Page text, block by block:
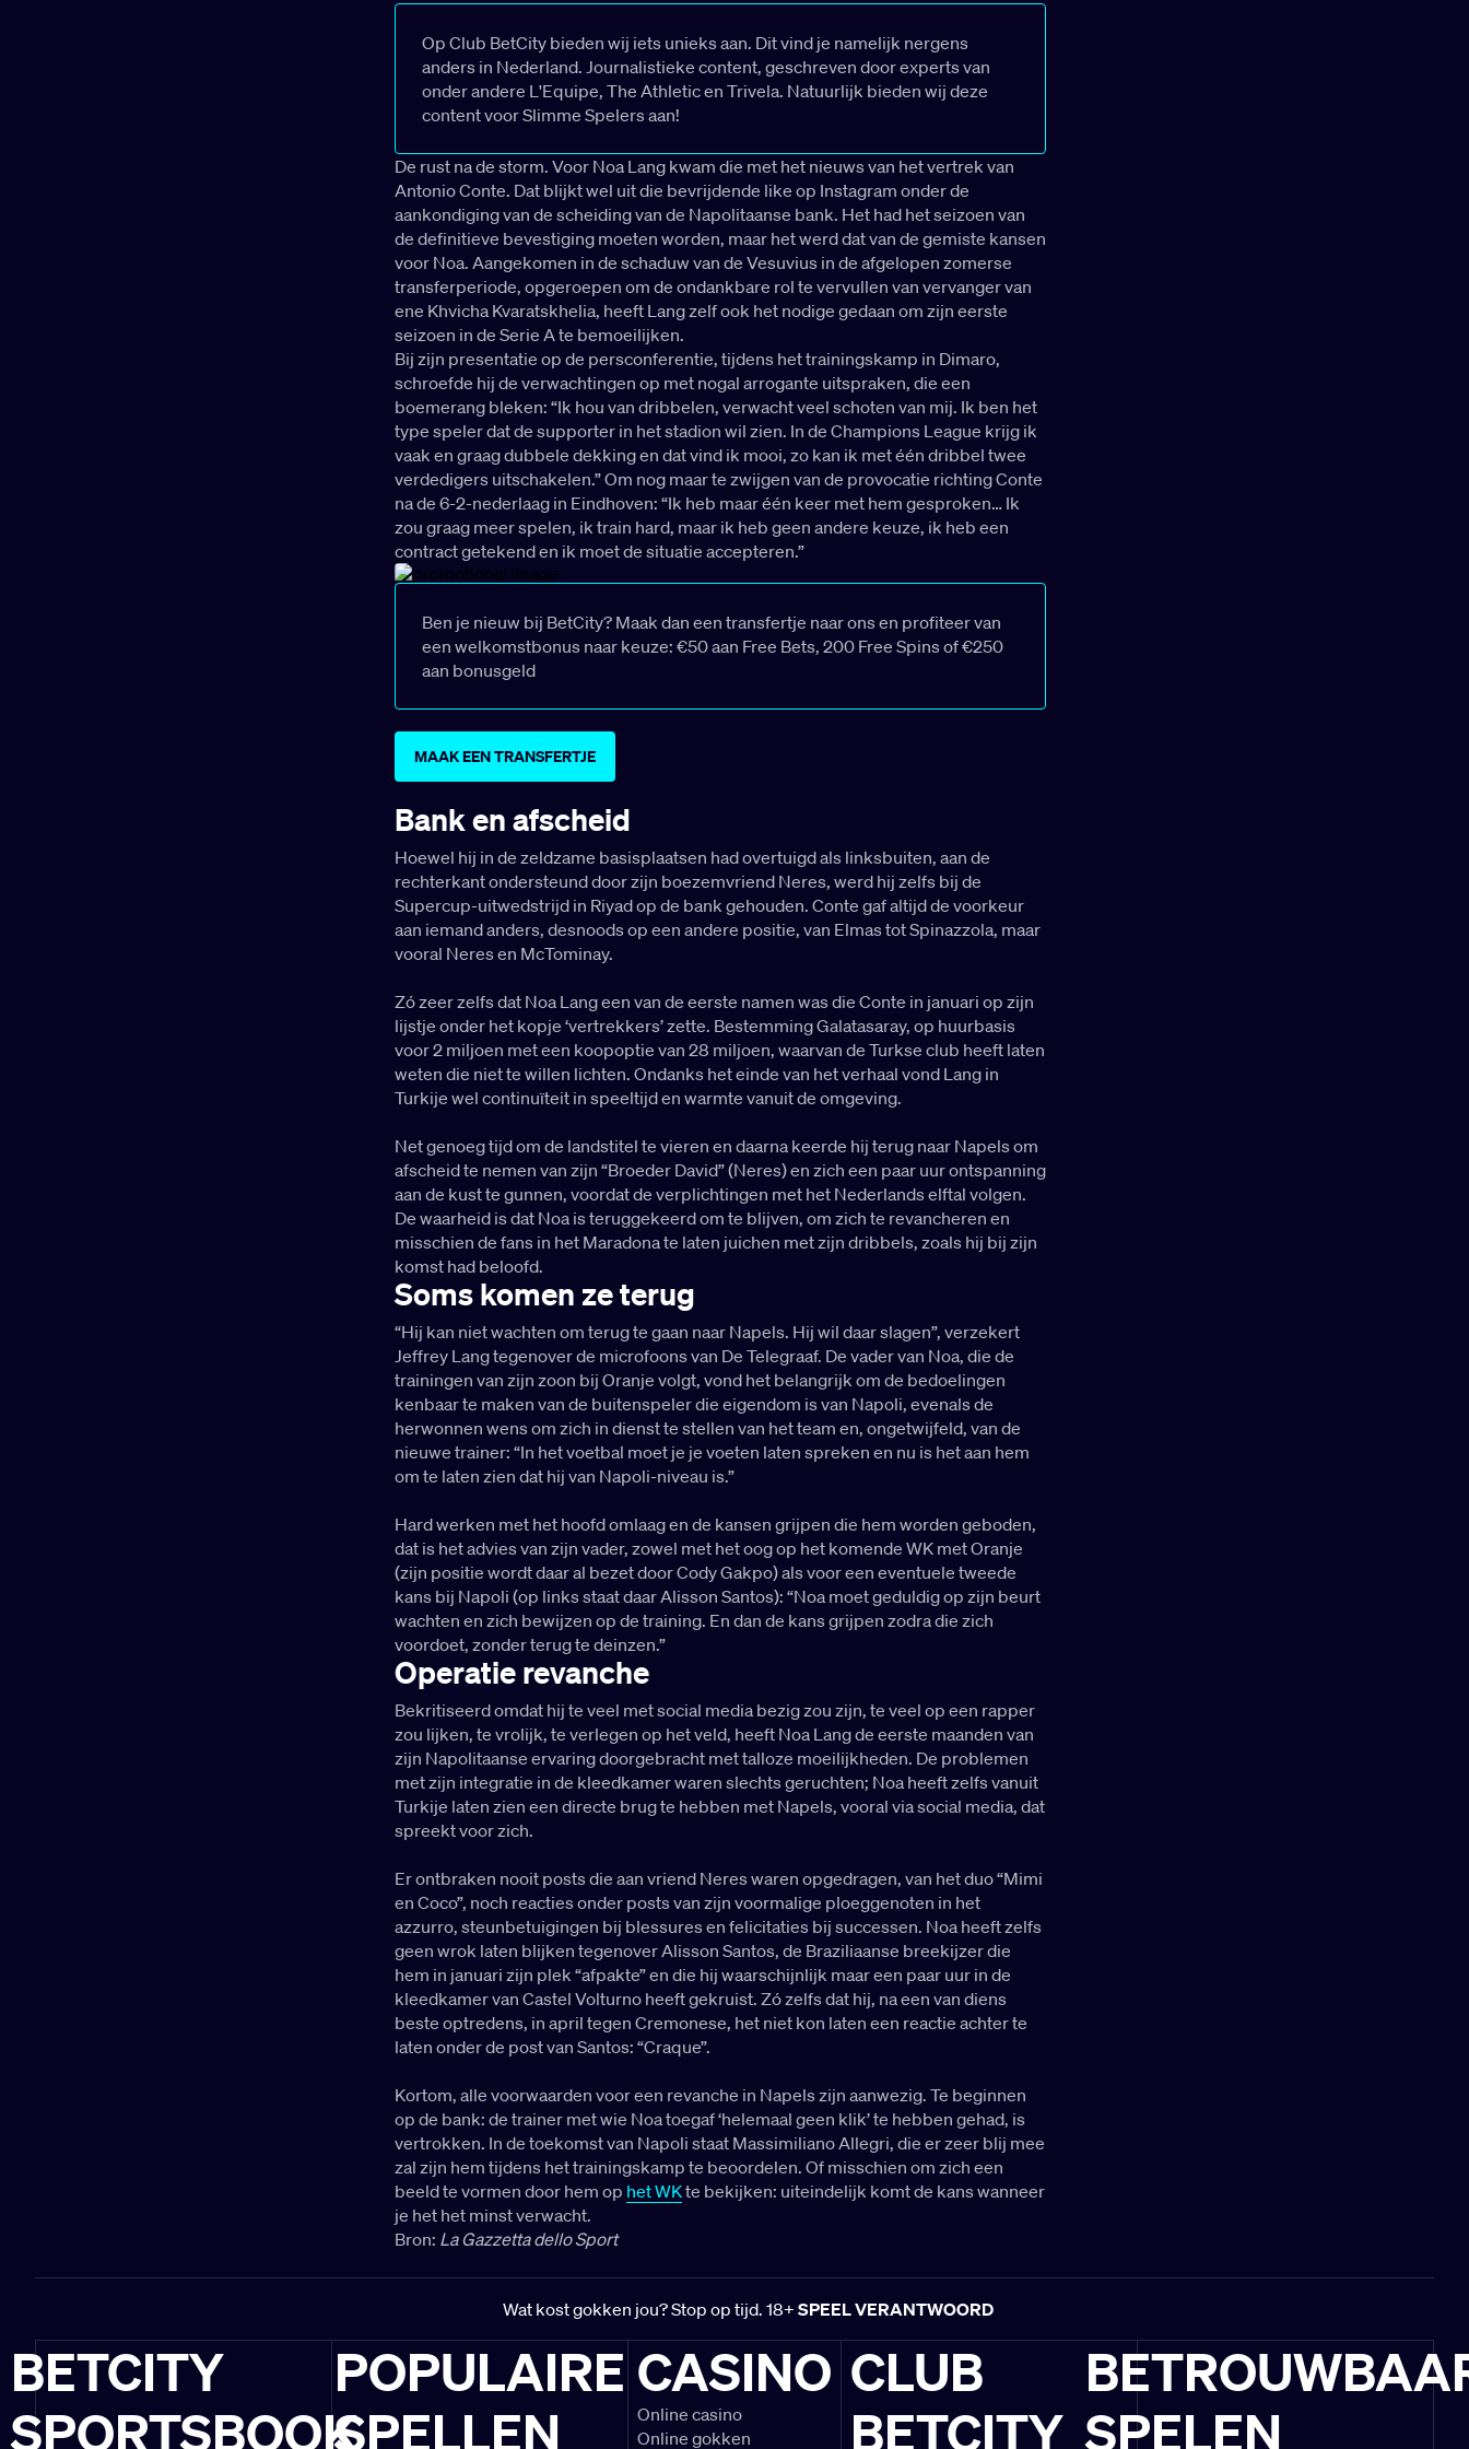
Op Club BetCity bieden wij iets unieks aan. Dit vind je namelijk nergens
anders in Nederland. Journalistieke content, geschreven door experts van
onder andere L'Equipe, The Athletic en Trivela. Natuurlijk bieden wij deze
content voor Slimme Spelers aan!
De rust na de storm. Voor Noa Lang kwam die met het nieuws van het vertrek van
Antonio Conte. Dat blijkt wel uit die bevrijdende like op Instagram onder de
aankondiging van de scheiding van de Napolitaanse bank. Het had het seizoen van
de definitieve bevestiging moeten worden, maar het werd dat van de gemiste kansen
voor Noa. Aangekomen in de schaduw van de Vesuvius in de afgelopen zomerse
transferperiode, opgeroepen om de ondankbare rol te vervullen van vervanger van
ene Khvicha Kvaratskhelia, heeft Lang zelf ook het nodige gedaan om zijn eerste
seizoen in de Serie A te bemoeilijken.
Bij zijn presentatie op de persconferentie, tijdens het trainingskamp in Dimaro,
schroefde hij de verwachtingen op met nogal arrogante uitspraken, die een
boemerang bleken: “Ik hou van dribbelen, verwacht veel schoten van mij. Ik ben het
type speler dat de supporter in het stadion wil zien. In de Champions League krijg ik
vaak en graag dubbele dekking en dat vind ik mooi, zo kan ik met één dribbel twee
verdedigers uitschakelen.” Om nog maar te zwijgen van de provocatie richting Conte
na de 6-2-nederlaag in Eindhoven: “Ik heb maar één keer met hem gesproken… Ik
zou graag meer spelen, ik train hard, maar ik heb geen andere keuze, ik heb een
contract getekend en ik moet de situatie accepteren.”
Ben je nieuw bij BetCity? Maak dan een transfertje naar ons en profiteer van
een welkomstbonus naar keuze: €50 aan Free Bets, 200 Free Spins of €250
aan bonusgeld
MAAK EEN TRANSFERTJE
Bank en afscheid
Hoewel hij in de zeldzame basisplaatsen had overtuigd als linksbuiten, aan de
rechterkant ondersteund door zijn boezemvriend Neres, werd hij zelfs bij de
Supercup-uitwedstrijd in Riyad op de bank gehouden. Conte gaf altijd de voorkeur
aan iemand anders, desnoods op een andere positie, van Elmas tot Spinazzola, maar
vooral Neres en McTominay.
Zó zeer zelfs dat Noa Lang een van de eerste namen was die Conte in januari op zijn
lijstje onder het kopje ‘vertrekkers’ zette. Bestemming Galatasaray, op huurbasis
voor 2 miljoen met een koopoptie van 28 miljoen, waarvan de Turkse club heeft laten
weten die niet te willen lichten. Ondanks het einde van het verhaal vond Lang in
Turkije wel continuïteit in speeltijd en warmte vanuit de omgeving.
Net genoeg tijd om de landstitel te vieren en daarna keerde hij terug naar Napels om
afscheid te nemen van zijn “Broeder David” (Neres) en zich een paar uur ontspanning
aan de kust te gunnen, voordat de verplichtingen met het Nederlands elftal volgen.
De waarheid is dat Noa is teruggekeerd om te blijven, om zich te revancheren en
misschien de fans in het Maradona te laten juichen met zijn dribbels, zoals hij bij zijn
komst had beloofd.
Soms komen ze terug
“Hij kan niet wachten om terug te gaan naar Napels. Hij wil daar slagen”, verzekert
Jeffrey Lang tegenover de microfoons van De Telegraaf. De vader van Noa, die de
trainingen van zijn zoon bij Oranje volgt, vond het belangrijk om de bedoelingen
kenbaar te maken van de buitenspeler die eigendom is van Napoli, evenals de
herwonnen wens om zich in dienst te stellen van het team en, ongetwijfeld, van de
nieuwe trainer: “In het voetbal moet je je voeten laten spreken en nu is het aan hem
om te laten zien dat hij van Napoli-niveau is.”
Hard werken met het hoofd omlaag en de kansen grijpen die hem worden geboden,
dat is het advies van zijn vader, zowel met het oog op het komende WK met Oranje
(zijn positie wordt daar al bezet door Cody Gakpo) als voor een eventuele tweede
kans bij Napoli (op links staat daar Alisson Santos): “Noa moet geduldig op zijn beurt
wachten en zich bewijzen op de training. En dan de kans grijpen zodra die zich
voordoet, zonder terug te deinzen.”
Operatie revanche
Bekritiseerd omdat hij te veel met social media bezig zou zijn, te veel op een rapper
zou lijken, te vrolijk, te verlegen op het veld, heeft Noa Lang de eerste maanden van
zijn Napolitaanse ervaring doorgebracht met talloze moeilijkheden. De problemen
met zijn integratie in de kleedkamer waren slechts geruchten; Noa heeft zelfs vanuit
Turkije laten zien een directe brug te hebben met Napels, vooral via social media, dat
spreekt voor zich.
Er ontbraken nooit posts die aan vriend Neres waren opgedragen, van het duo “Mimi
en Coco”, noch reacties onder posts van zijn voormalige ploeggenoten in het
azzurro, steunbetuigingen bij blessures en felicitaties bij successen. Noa heeft zelfs
geen wrok laten blijken tegenover Alisson Santos, de Braziliaanse breekijzer die
hem in januari zijn plek “afpakte” en die hij waarschijnlijk maar een paar uur in de
kleedkamer van Castel Volturno heeft gekruist. Zó zelfs dat hij, na een van diens
beste optredens, in april tegen Cremonese, het niet kon laten een reactie achter te
laten onder de post van Santos: “Craque”.
Kortom, alle voorwaarden voor een revanche in Napels zijn aanwezig. Te beginnen
op de bank: de trainer met wie Noa toegaf ‘helemaal geen klik’ te hebben gehad, is
vertrokken. In de toekomst van Napoli staat Massimiliano Allegri, die er zeer blij mee
zal zijn hem tijdens het trainingskamp te beoordelen. Of misschien om zich een
beeld te vormen door hem op het WKte bekijken: uiteindelijk komt de kans wanneer
je het het minst verwacht.
Bron: La Gazzetta dello Sport
Wat kost gokken jou? Stop op tijd. 18+ SPEEL VERANTWOORD
BETCITY
SPORTSBOOK
POPULAIRE
SPELLEN
CASINO
Online casino
Online gokken
CLUB
BETCITY SPELEN